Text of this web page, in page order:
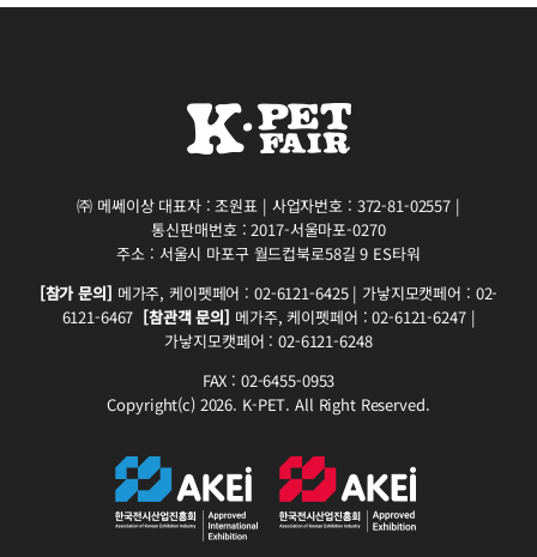
㈜ 메쎄이상 대표자 : 조원표 | 사업자번호 : 372-81-02557 |
통신판매번호 : 2017-서울마포-0270
주소 : 서울시 마포구 월드컵북로58길 9 ES타워
[참가 문의] 메가주, 케이펫페어 : 02-6121-6425 | 가낳지모캣페어 : 02-
6121-6467 [참관객 문의] 메가주, 케이펫페어 : 02-6121-6247 |
가낳지모캣페어 : 02-6121-6248
FAX : 02-6455-0953
Copyright(c) 2026. K-PET. All Right Reserved.